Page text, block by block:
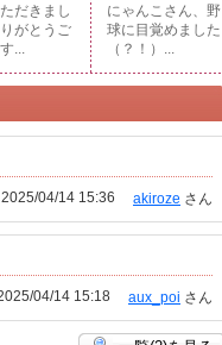
だきまし
がとうご
...
にゃんこさん、野
球に目覚めました
（？！）...
akiroze さん
2025/04/14 15:36
aux_poi さん
04/14 15:18